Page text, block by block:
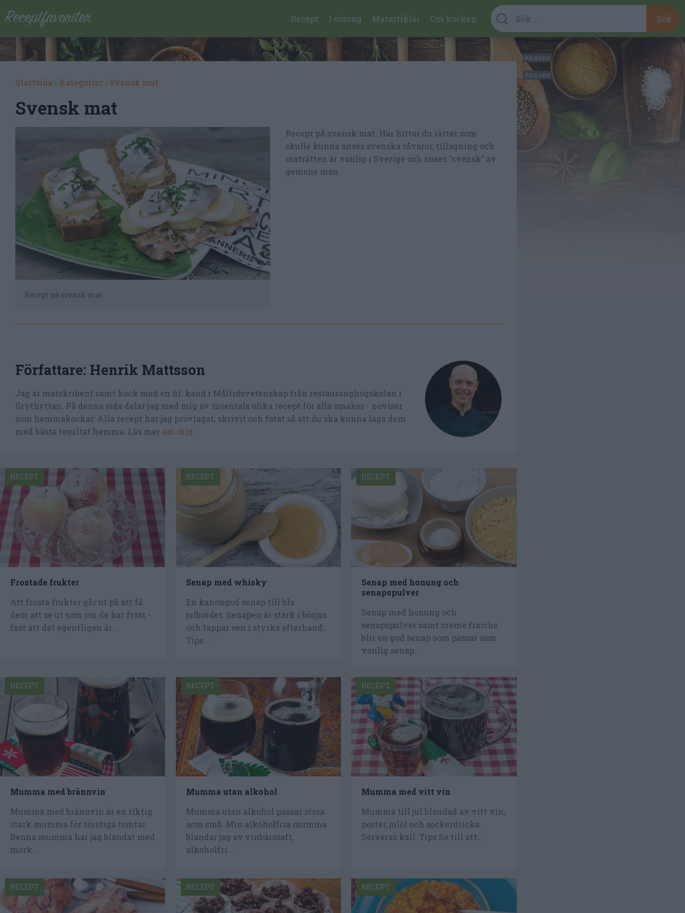
Recept I säsong Matartiklar Om kocken
Startsida › Kategorier › Svensk mat
Svensk mat
Recept på svensk mat
Recept på svensk mat. Här hittar du rätter som
skulle kunna anses svenska råvaror, tillagning och
maträtten är vanlig i Sverige och anses "svensk" av
gemene man.
Författare: Henrik Mattsson
Jag är matskribent samt kock med en fil. kand i Måltidsvetenskap från restauranghögskolan i
Grythyttan. På denna sida delar jag med mig av tusentals olika recept för alla smaker - noviser
som hemmakockar. Alla recept har jag provlagat, skrivit och fotat så att du ska kunna laga dem
med bästa resultat hemma. Läs mer om mig
Frostade frukter
Att frosta frukter går ut på att få
dem att se ut som om de har frost -
fast att det egentligen är...
RECEPT
Senap med whisky
En kanongod senap till bla
julbordet. Senapen är stark i början
och tappar sen i styrka efterhand.
Tips...
RECEPT
Senap med honung och
senapspulver
Senap med honung och
senapspulver samt creme fraiche
blir en god senap som passar som
vanlig senap...
RECEPT
Mumma med brännvin
Mumma med brännvin är en riktig
stark mumma för törstiga tomtar.
Denna mumma har jag blandat med
mörk...
RECEPT
Mumma utan alkohol
Mumma utan alkohol passar stora
som små. Min alkoholfria mumma
blandar jag av vinbärssaft,
alkoholfri...
RECEPT
Mumma med vitt vin
Mumma till jul blandad av vitt vin,
porter, julöl och sockerdricka.
Serveras kall. Tips Se till att...
RECEPT
RECEPT RECEPT RECEPT